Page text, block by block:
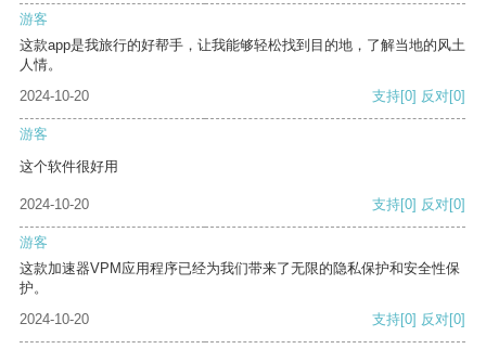
游客
这款app是我旅行的好帮手，让我能够轻松找到目的地，了解当地的风土
人情。
2024-10-20
支持[0] 反对[0]
游客
这个软件很好用
2024-10-20 支持[0] 反对[0]
游客
这款加速器VPM应用程序已经为我们带来了无限的隐私保护和安全性保
护。
2024-10-20
支持[0] 反对[0]